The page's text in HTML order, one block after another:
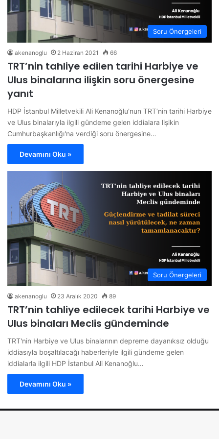
Soru Önergeleri
akenanoglu 2 Haziran 2021 66
TRT’nin tahliye edilen tarihi Harbiye ve
Ulus binalarına ilişkin soru önergesine
yanıt
HDP İstanbul Milletvekili Ali Kenanoğlu'nun TRT’nin tarihi Harbiye
ve Ulus binalarıyla ilgili gündeme gelen iddialara lişikin
Cumhurbaşkanlığı'na verdiği soru önergesine…
Devamını Oku »
Soru Önergeleri
akenanoglu 23 Aralık 2020 89
TRT’nin tahliye edilecek tarihi Harbiye ve
Ulus binaları Meclis gündeminde
TRT'nin Harbiye ve Ulus binalarının depreme dayanıksız olduğu
iddiasıyla boşaltılacağı haberleriyle ilgili gündeme gelen
iddialarla ilgili HDP İstanbul Ali Kenanoğlu…
Devamını Oku »